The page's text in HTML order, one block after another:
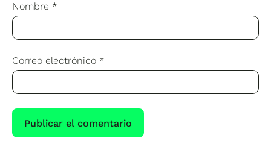
Nombre *
Correo electrónico *